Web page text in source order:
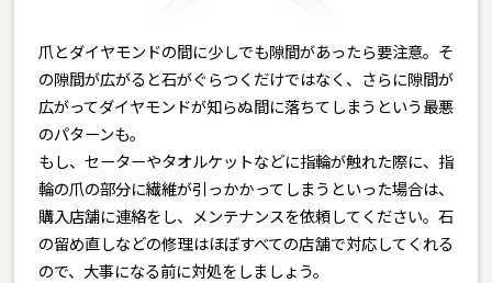
爪とダイヤモンドの間に少しでも隙間があったら要注意。そ
の隙間が広がると石がぐらつくだけではなく、さらに隙間が
広がってダイヤモンドが知らぬ間に落ちてしまうという最悪
のパターンも。
もし、セーターやタオルケットなどに指輪が触れた際に、指
輪の爪の部分に繊維が引っかかってしまうといった場合は、
購入店舗に連絡をし、メンテナンスを依頼してください。石
の留め直しなどの修理はほぼすべての店舗で対応してくれる
ので、大事になる前に対処をしましょう。